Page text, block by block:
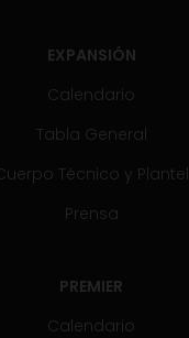
EXPANSIÓN
Calendario
Tabla General
Técnico y Plantel
Prensa
PREMIER
Calendario